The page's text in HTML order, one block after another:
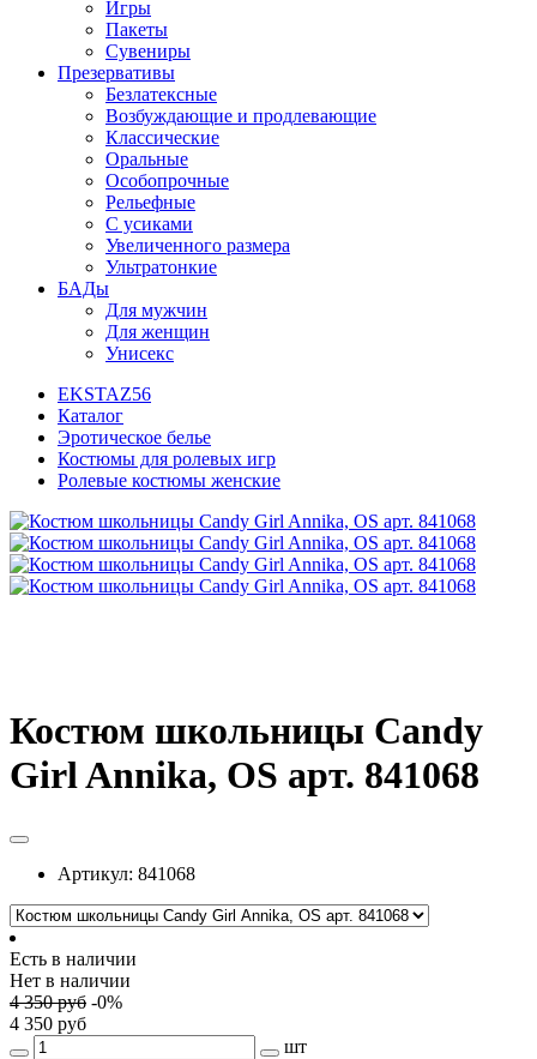
Игры
Пакеты
Сувениры
Презервативы
Безлатексные
Возбуждающие и продлевающие
Классические
Оральные
Особопрочные
Рельефные
С усиками
Увеличенного размера
Ультратонкие
БАДы
Для мужчин
Для женщин
Унисекс
EKSTAZ56
Каталог
Эротическое белье
Костюмы для ролевых игр
Ролевые костюмы женские
Костюм школьницы Candy
Girl Annika, OS арт. 841068
Артикул: 841068
Есть в наличии
Нет в наличии
4 350руб -0%
4 350 руб
шт